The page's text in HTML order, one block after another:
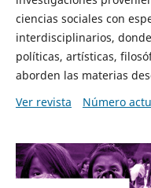
ciencias sociales con
interdisciplinarios,
políticas, artísticas,
aborden las materias
Ver revista
Número